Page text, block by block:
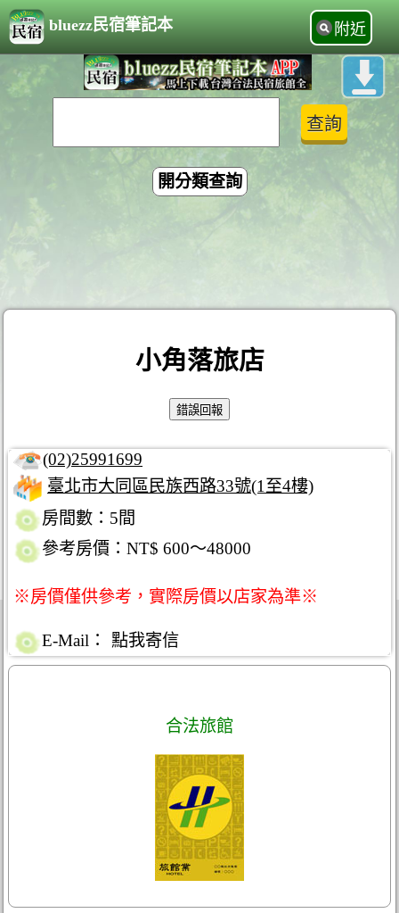
bluezz民宿筆記本 附近
開分類查詢
小角落旅店
(02)25991699
臺北市大同區民族西路33號(1至4樓)
房間數：5間
參考房價：NT$ 600～48000
※房價僅供參考，實際房價以店家為準※
E-Mail： 點我寄信
合法旅館